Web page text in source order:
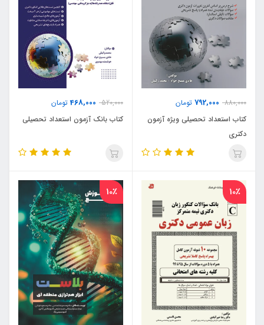
880,000
792,000 تومان
کتاب استعداد تحصیلی ویژه آزمون
دکتری
520,000
468,000تومان
کتاب بانک آزمون استعداد تحصیلی
10٪ 10٪